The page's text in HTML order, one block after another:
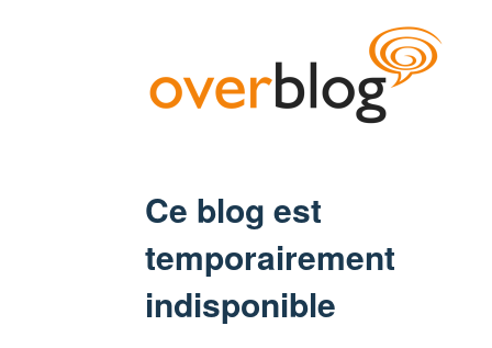
Ce blog est
temporairement
indisponible